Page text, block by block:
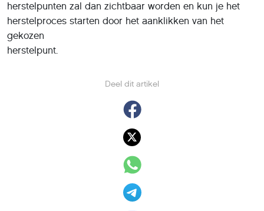
Deel dit artikel
herstelpunten zal dan zichtbaar worden en kun je het
herstelproces starten door het aanklikken van het
gekozen
herstelpunt.